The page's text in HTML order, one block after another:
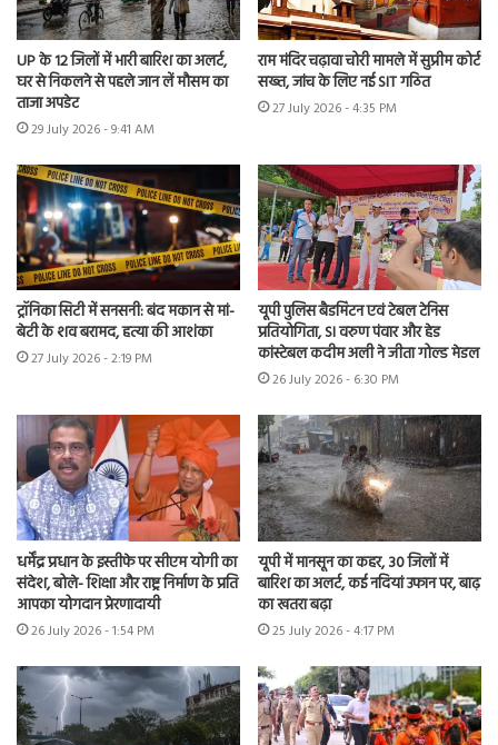
UP के 12 जिलों में भारी बारिश का अलर्ट,
घर से निकलने से पहले जान लें मौसम का
ताजा अपडेट
29 July 2026 - 9:41 AM
राम मंदिर चढ़ावा चोरी मामले में सुप्रीम कोर्ट
सख्त, जांच के लिए नई SIT गठित
27 July 2026 - 4:35 PM
ट्रॉनिका सिटी में सनसनी: बंद मकान से मां-
बेटी के शव बरामद, हत्या की आशंका
27 July 2026 - 2:19 PM
यूपी पुलिस बैडमिंटन एवं टेबल टेनिस
प्रतियोगिता, SI वरुण पंवार और हेड
कांस्टेबल कदीम अली ने जीता गोल्ड मेडल
26 July 2026 - 6:30 PM
धर्मेंद्र प्रधान के इस्तीफे पर सीएम योगी का
संदेश, बोले- शिक्षा और राष्ट्र निर्माण के प्रति
आपका योगदान प्रेरणादायी
26 July 2026 - 1:54 PM
यूपी में मानसून का कहर, 30 जिलों में
बारिश का अलर्ट, कई नदियां उफान पर, बाढ़
का खतरा बढ़ा
25 July 2026 - 4:17 PM